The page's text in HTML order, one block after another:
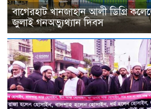
বাগেরহাট খানজাহান আলী ডিগ্রি
জুলাই গনঅভ্যুথ্যান দিবস